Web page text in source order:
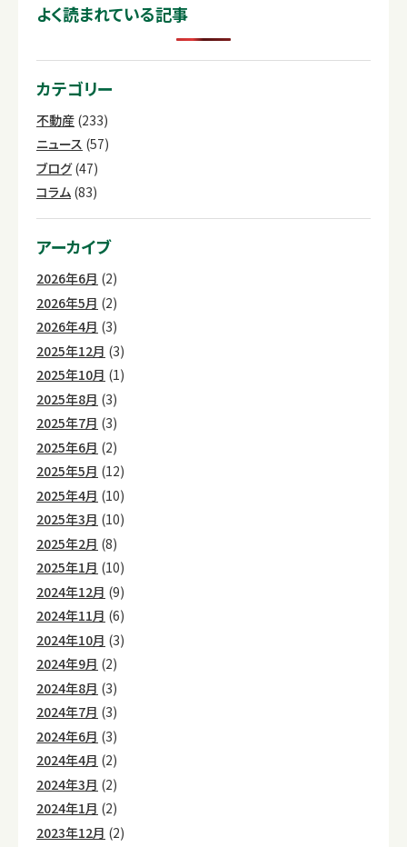
よく読まれている記事
カテゴリー
不動産 (233)
ニュース (57)
ブログ(47)
コラム (83)
アーカイブ
2026年6月 (2)
2026年5月 (2)
2026年4月 (3)
2025年12月 (3)
2025年10月 (1)
2025年8月 (3)
2025年7月 (3)
2025年6月 (2)
2025年5月 (12)
2025年4月 (10)
2025年3月 (10)
2025年2月 (8)
2025年1月 (10)
2024年12月 (9)
2024年11月 (6)
2024年10月 (3)
2024年9月 (2)
2024年8月 (3)
2024年7月 (3)
2024年6月 (3)
2024年4月 (2)
2024年3月 (2)
2024年1月 (2)
2023年12月 (2)